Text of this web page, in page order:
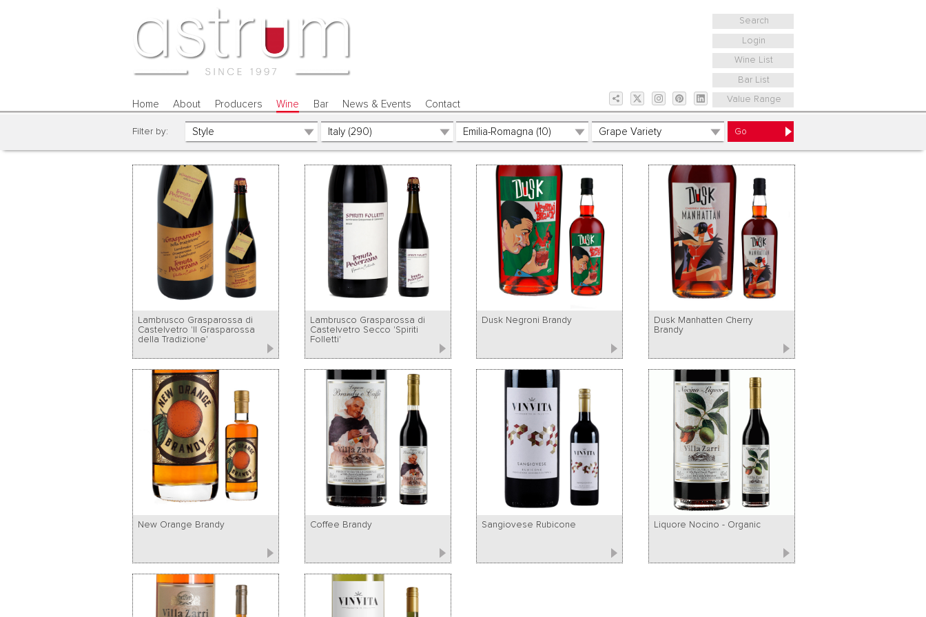
Search
Login
Wine List
Bar List
Value Range
Home About Producers Wine Bar News & Events Contact
Filter by:
Lambrusco Grasparossa di
Castelvetro 'Il Grasparossa
della Tradizione'
Lambrusco Grasparossa di
Castelvetro Secco 'Spiriti
Folletti'
Dusk Negroni Brandy
Dusk Manhatten Cherry
Brandy
New Orange Brandy Coffee Brandy Sangiovese Rubicone Liquore Nocino - Organic